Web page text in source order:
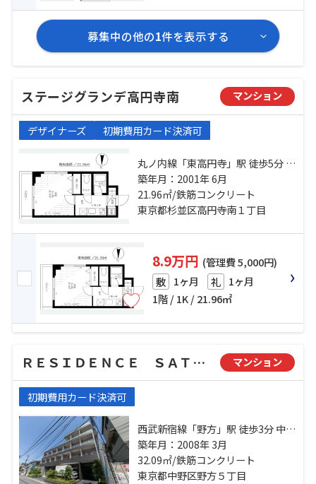
募集中の他の1件を表示する
ステージグランデ高円寺南 マンション
デザイナーズ 初期費用カード決済可
丸ノ内線「東高円寺」駅 徒歩5分 総
武線「高円寺」駅 徒歩12分 東西線
「中野」駅 徒歩18分
築年月：2001年 6月
21.96㎡/鉄筋コンクリート
東京都杉並区高円寺南１丁目
8.9万円 (管理費 5,000円)
敷 1ヶ月 礼 1ヶ月
1階 / 1K / 21.96㎡
ＲＥＳＩＤＥＮＣＥ ＳＡＴＳＵＭＡ マンション
初期費用カード決済可
西武新宿線「野方」駅 徒歩3分 中央
線「高円寺」駅 徒歩21分 西武新宿
線「都立家政」駅 徒歩13分
築年月：2008年 3月
32.09㎡/鉄筋コンクリート
東京都中野区野方５丁目